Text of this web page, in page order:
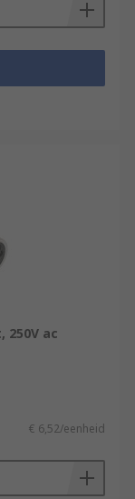
250V ac
€ 6,52/eenheid